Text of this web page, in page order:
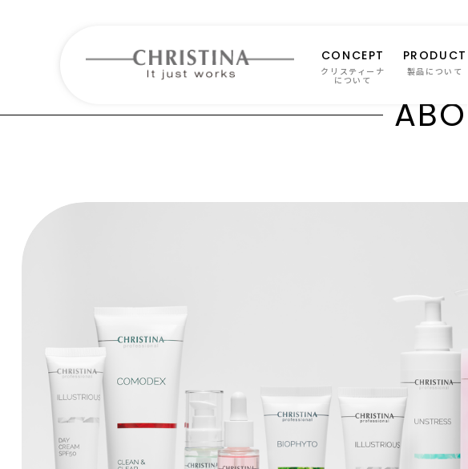
CONCEPT
クリスティーナ
について
PRODUCT
製品について
ABO